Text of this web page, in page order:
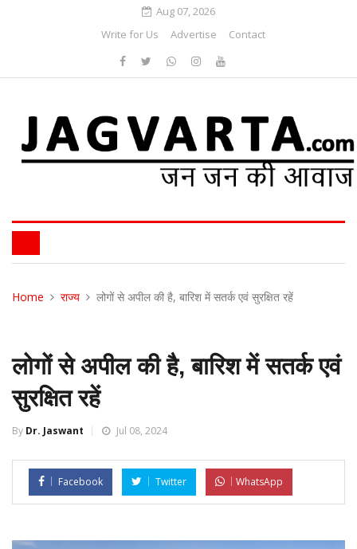
Aug 07, 2026
Write for Us
Advertise Contact
Home राज्य लोगों से अपील की है, बारिश में सतर्क एवं सुरक्षित रहें
लोगों से अपील की है, बारिश में सतर्क एवं
सुरक्षित रहें
By Dr. Jaswant Jul 08, 2024
Facebook Twitter WhatsApp